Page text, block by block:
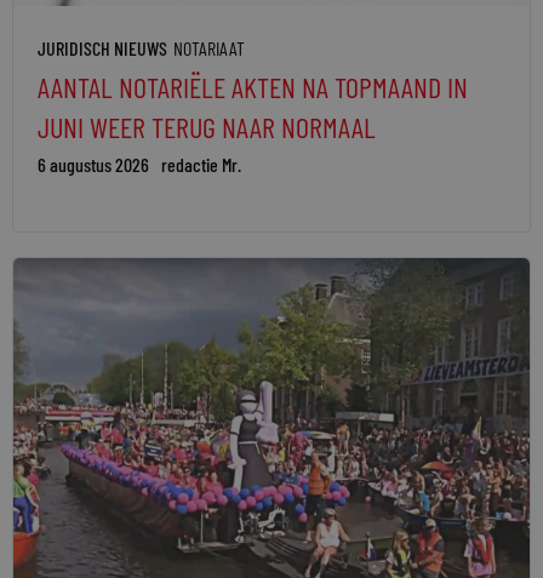
JURIDISCH NIEUWS NOTARIAAT
AANTAL NOTARIËLE AKTEN NA TOPMAAND IN
JUNI WEER TERUG NAAR NORMAAL
6 augustus 2026 redactie Mr.